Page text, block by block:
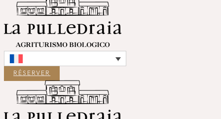
RÉSERVER